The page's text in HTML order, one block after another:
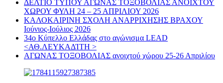
ΔΕΛΤΙΟ ΤΥΠΟΥ ΑΓΩΝΑΣ ΤΟΞΟΒΟΛΙΑΣ ΑΝΟΙΧΤΟΥ
ΧΩΡΟΥ ΦΥΛΗ 24 – 25 ΑΠΡΙΛΙΟΥ 2026
ΚΑΛΟΚΑΙΡΙΝΗ ΣΧΟΛΗ ΑΝΑΡΡΙΧΗΣΗΣ ΒΡΑΧΟΥ
Ιούνιος-Ιούλιος 2026
34ο Κύπελλο Ελλάδας στο αγώνισμα LEAD
<ΑΘ.ΛΕΥΚΑΔΊΤΗ >
ΑΓΩΝΑΣ ΤΟΞΟΒΟΛΙΑΣ ανοιχτού χώρου 25-26 Απριλίου